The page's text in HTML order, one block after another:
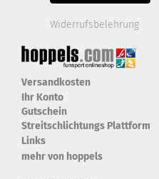
Widerrufsbelehrung
Versandkosten
Ihr Konto
Gutschein
Streitschlichtungs Plattform
Links
mehr von hoppels